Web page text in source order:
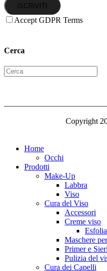
ISCRIVITI
Accept GDPR Terms
Cerca
Copyright
Home
Occhi
Prodotti
Make-Up
Labbra
Viso
Cura del Viso
Accessori
Creme viso
Maschere
Primer e
Pulizia del
Cura dei Capelli